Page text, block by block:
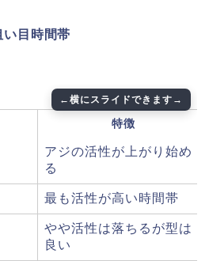
目時間帯
特徴
アジの活性が上がり始め
る
最も活性が高い時間帯
やや活性は落ちるが型は
良い